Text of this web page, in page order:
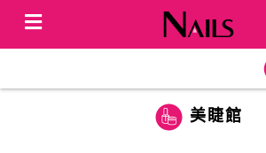
美睫館